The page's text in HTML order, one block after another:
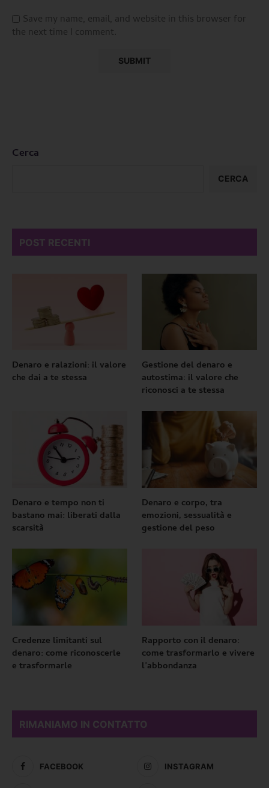
Save my name, email, and website in this browser for
the next time I comment.
Cerca
CERCA
POST RECENTI
Denaro e ralazioni: il valore
che dai a te stessa
Gestione del denaro e
autostima: il valore che
riconosci a te stessa
Denaro e tempo non ti
bastano mai: liberati dalla
scarsità
Denaro e corpo, tra
emozioni, sessualità e
gestione del peso
Credenze limitanti sul
denaro: come riconoscerle
e trasformarle
Rapporto con il denaro:
come trasformarlo e vivere
l’abbondanza
RIMANIAMO IN CONTATTO
FACEBOOK INSTAGRAM